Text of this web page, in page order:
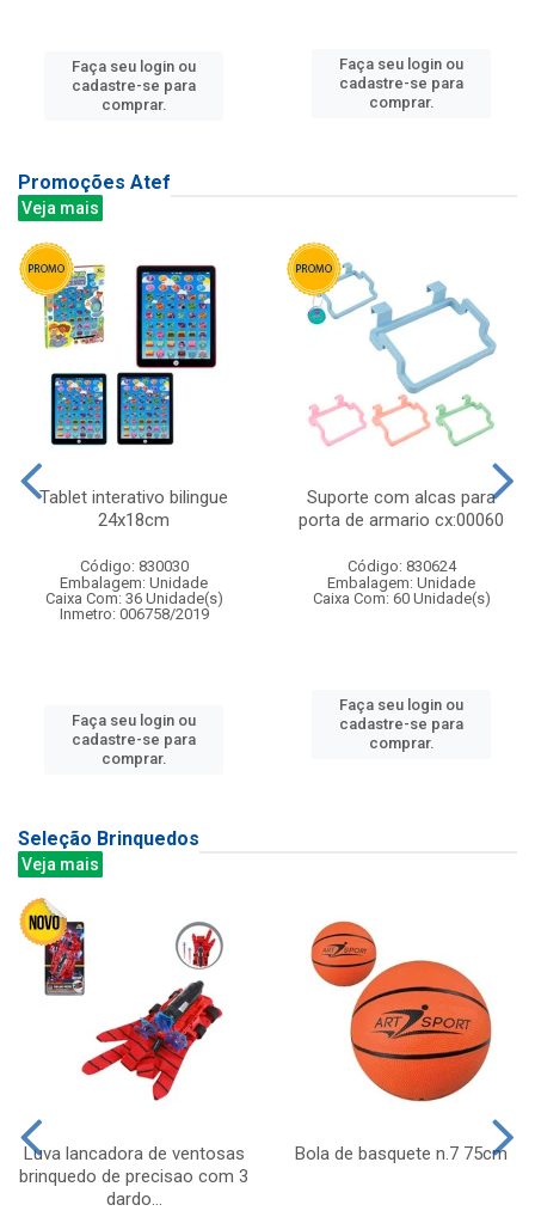
Faça seu login ou
cadastre-se para
comprar.
Faça seu login ou
cadastre-se para
comprar.
Promoções Atef
Veja mais
Tablet interativo bilingue
24x18cm
Código: 830030
Embalagem: Unidade
Caixa Com: 36 Unidade(s)
Inmetro: 006758/2019
Faça seu login ou
cadastre-se para
comprar.
Suporte com alcas para
porta de armario cx:00060
Código: 830624
Embalagem: Unidade
Caixa Com: 60 Unidade(s)
Faça seu login ou
cadastre-se para
comprar.
Seleção Brinquedos
Veja mais
Luva lancadora de ventosas
brinquedo de precisao com 3
dardo...
Bola de basquete n.7 75cm